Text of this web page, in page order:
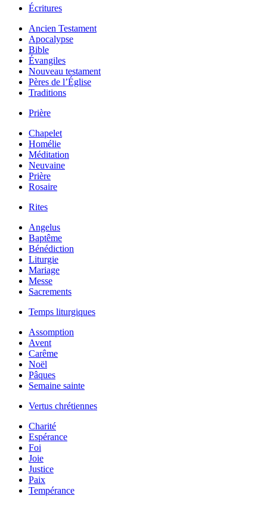
Écritures
Ancien Testament
Apocalypse
Bible
Évangiles
Nouveau testament
Pères de l’Église
Traditions
Prière
Chapelet
Homélie
Méditation
Neuvaine
Prière
Rosaire
Rites
Angelus
Baptême
Bénédiction
Liturgie
Mariage
Messe
Sacrements
Temps liturgiques
Assomption
Avent
Carême
Noël
Pâques
Semaine sainte
Vertus chrétiennes
Charité
Espérance
Foi
Joie
Justice
Paix
Tempérance